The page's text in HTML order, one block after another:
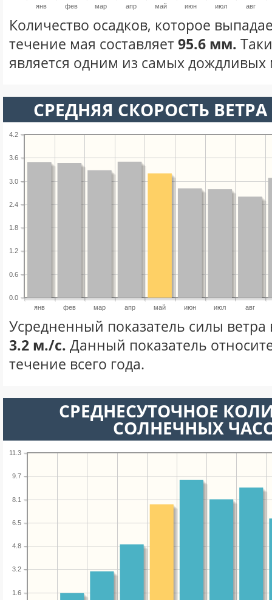
янв фев мар апр май июн июл авг
Количество осадков, которое
течение мая составляет95.6 мм.
является одним из самых дождливых
СРЕДНЯЯ СКОРОСТЬ
янв фев мар апр май июн июл авг
0.0
0.6
1.2
1.8
2.4
3.0
3.6
4.2
Усредненный показатель силы ветра
3.2 м./с. Данный показатель
течение всего года.
СРЕДНЕСУТОЧНОЕ
СОЛНЕЧНЫХ
1.6
3.2
4.8
6.5
8.1
9.7
11.3